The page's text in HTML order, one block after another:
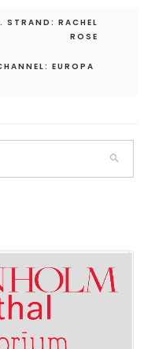
STRAND: RACHEL
ROSE
EUROPA